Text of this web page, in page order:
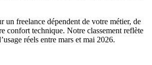
un freelance dépendent de votre métier, de
confort technique. Notre classement reflète
réels entre mars et mai 2026.